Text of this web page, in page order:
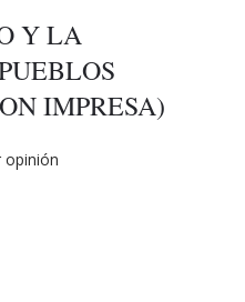
Y LA
IMPRESA)
opinión